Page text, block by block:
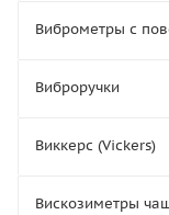
Виброметры с
Виброручки
Виккерс (Vickers)
Вискозиметры